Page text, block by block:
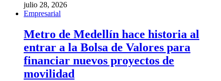
julio 28, 2026
Empresarial
Metro de Medellín hace historia al
entrar a la Bolsa de Valores para
financiar nuevos proyectos de
movilidad